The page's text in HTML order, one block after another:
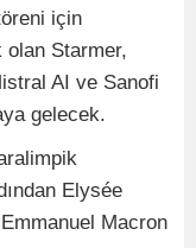
için
olan Starmer,
AI ve Sanofi
gelecek.
Elysée
Macron